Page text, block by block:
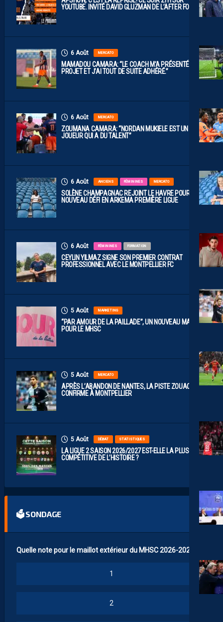
YOUTUBE. INVITÉ DAVID GLUZMAN DE L’AFTER FOOT.
6 Août MERCATO
MAMADOU CAMARA: “LE COACH M’A PRÉSENTÉ LE
PROJET ET J’AI TOUT DE SUITE ADHÉRÉ.”
6 Août MERCATO
ZOUMANA CAMARA: “NORDAN MUKIELE EST UN
JOUEUR QUI A DU TALENT”
6 Août ANCIENS FÉMININES MERCATO
SOLÈNE CHAMPAGNAC REJOINT LE HAVRE POUR UN
NOUVEAU DÉFI EN ARKEMA PREMIÈRE LIGUE
6 Août FÉMININES FORMATION
CEYLIN YILMAZ SIGNE SON PREMIER CONTRAT
PROFESSIONNEL AVEC LE MONTPELLIER FC
5 Août MARKETING
“PAR AMOUR DE LA PAILLADE”, UN NOUVEAU MAILLOT
POUR LE MHSC
5 Août MERCATO
APRÈS L’ABANDON DE NANTES, LA PISTE ZOUAOUI SE
CONFIRME À MONTPELLIER
5 Août DÉBAT STATISTIQUES
LA LIGUE 2 SAISON 2026/2027 EST-ELLE LA PLUS
COMPÉTITIVE DE L’HISTOIRE ?
🗳 SONDAGE
Quelle note pour le maillot extérieur du MHSC 2026-2027 ?
1
2